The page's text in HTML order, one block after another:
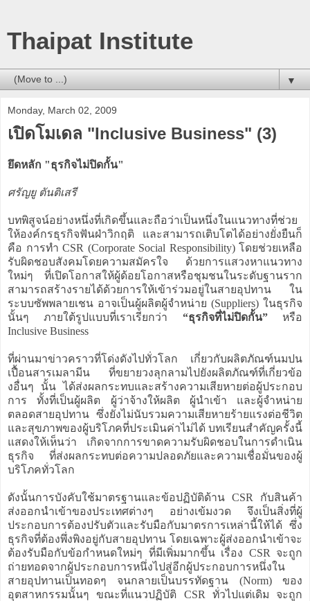
Thaipat Institute
▼
Monday, March 02, 2009
เปิดโมเดล "Inclusive Business" (3)
ยึดหลัก "ธุรกิจไม่ปิดกั้น"
ศรัญยู ตันติเสรี
บทพิสูจน์อย่างหนึ่งที่เกิดขึ้นและถือว่าเป็นหนึ่งในแนวทางที่ช่วย
ให้องค์กรธุรกิจฟันฝ่าวิกฤติ และสามารถเติบโตได้อย่างยั่งยืนก็
คือ การทำ CSR (Corporate Social Responsibility) โดยช่วยเหลือ
รับผิดชอบสังคมโดยความสมัครใจ ด้วยการแสวงหาแนวทาง
ใหม่ๆ ที่เปิดโอกาสให้ผู้ด้อยโอกาสหรือชุมชนในระดับฐานราก
สามารถสร้างรายได้ด้วยการให้เข้าร่วมอยู่ในสายอุปทาน ใน
ระบบซัพพลายเชน อาจเป็นผู้ผลิตผู้จำหน่าย (Suppliers) ในธุรกิจ
นั้นๆ ภายใต้รูปแบบที่เราเรียกว่า “ธุรกิจที่ไม่ปิดกั้น”หรือ
Inclusive Business
ที่ผ่านมาข่าวคราวที่โด่งดังไปทั่วโลก เกี่ยวกับผลิตภัณฑ์นมปน
เปื้อนสารเมลามีน ที่ขยายวงลุกลามไปยังผลิตภัณฑ์ที่เกี่ยวข้อ
งอื่นๆ นั้น ได้ส่งผลกระทบและสร้างความเสียหายต่อผู้ประกอบ
การ ทั้งที่เป็นผู้ผลิต ผู้ว่าจ้างให้ผลิต ผู้นำเข้า และผู้จำหน่าย
ตลอดสายอุปทาน ซึ่งยังไม่นับรวมความเสียหายร้ายแรงต่อชีวิต
และสุขภาพของผู้บริโภคที่ประเมินค่าไม่ได้ บทเรียนสำคัญครั้งนี้
แสดงให้เห็นว่า เกิดจากการขาดความรับผิดชอบในการดำเนิน
ธุรกิจ ที่ส่งผลกระทบต่อความปลอดภัยและความเชื่อมั่นของผู้
บริโภคทั่วโลก
ดังนั้นการบังคับใช้มาตรฐานและข้อปฏิบัติด้าน CSR กับสินค้า
ส่งออกนำเข้าของประเทศต่างๆ อย่างเข้มงวด จึงเป็นสิ่งที่ผู้
ประกอบการต้องปรับตัวและรับมือกับมาตรการเหล่านี้ให้ได้ ซึ่ง
ธุรกิจที่ต้องพึ่งพิงอยู่กับสายอุปทาน โดยเฉพาะผู้ส่งออกนำเข้าจะ
ต้องรับมือกับข้อกำหนดใหม่ๆ ที่มีเพิ่มมากขึ้น เรื่อง CSR จะถูก
ถ่ายทอดจากผู้ประกอบการหนึ่งไปสู่อีกผู้ประกอบการหนึ่งใน
สายอุปทานเป็นทอดๆ จนกลายเป็นบรรทัดฐาน (Norm) ของ
อุตสาหกรรมนั้นๆ ขณะที่แนวปฏิบัติ CSR ทั่วไปแต่เดิม จะถูก